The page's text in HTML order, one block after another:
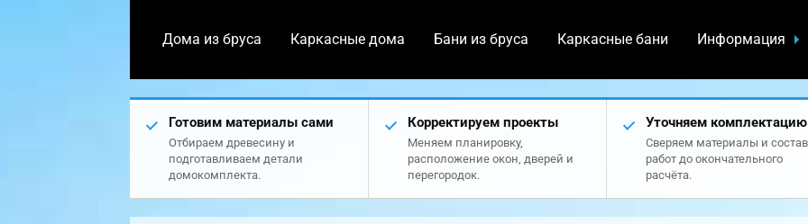
Дома из бруса Каркасные дома Бани из бруса Каркасные бани Информация
Готовим материалы сами
Отбираем древесину и
подготавливаем детали
домокомплекта.
Корректируем проекты
Меняем планировку,
расположение окон, дверей и
перегородок.
Уточняем комплектацию
Сверяем материалы и состав
работ до окончательного
расчёта.